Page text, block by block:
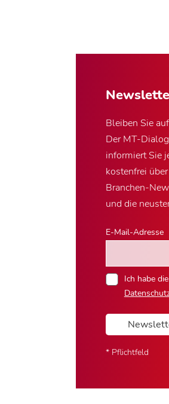
Bleiben Sie
Der MT-
informiert Sie
kostenfrei
Branchen-
und die
E-Mail-Adresse
Ich habe
* Pflichtfeld